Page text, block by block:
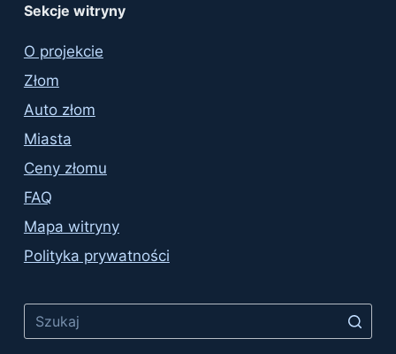
Sekcje witryny
O projekcie
Złom
Auto złom
Miasta
Ceny złomu
FAQ
Mapa witryny
Polityka prywatności